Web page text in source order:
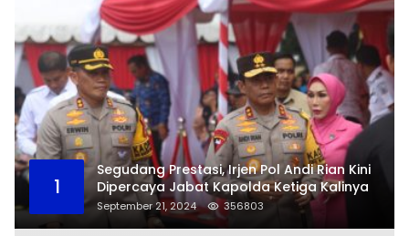
1
Segudang Prestasi, Irjen Pol Andi Rian Kini
Dipercaya Jabat Kapolda Ketiga Kalinya
September 21, 2024 356803